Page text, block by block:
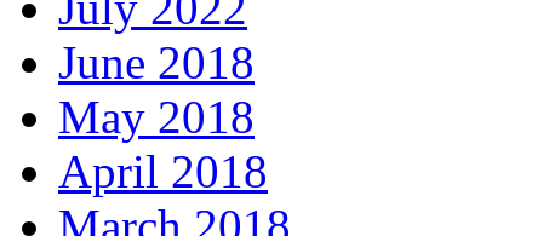
June 2018
May 2018
April 2018